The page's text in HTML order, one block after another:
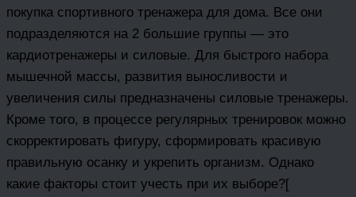
покупка спортивного тренажера для дома. Все они
подразделяются на 2 большие группы — это
кардиотренажеры и силовые. Для быстрого набора
мышечной массы, развития выносливости и
увеличения силы предназначены силовые тренажеры.
Кроме того, в процессе регулярных тренировок можно
скорректировать фигуру, сформировать красивую
правильную осанку и укрепить организм. Однако
какие факторы стоит учесть при их выборе?[